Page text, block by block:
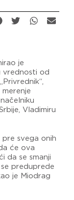
je
vrednosti od
Vladimiru
pre svega onih
će ova
da se smanji
preduprede
je Miodrag